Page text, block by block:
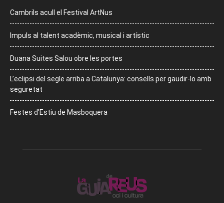
Cambrils acull el Festival ArtNus
Impuls al talent acadèmic, musical i artístic
Duana Suites Salou obre les portes
L’eclipsi del segle arriba a Catalunya: consells per gaudir-lo amb
seguretat
Festes d’Estiu de Masboquera